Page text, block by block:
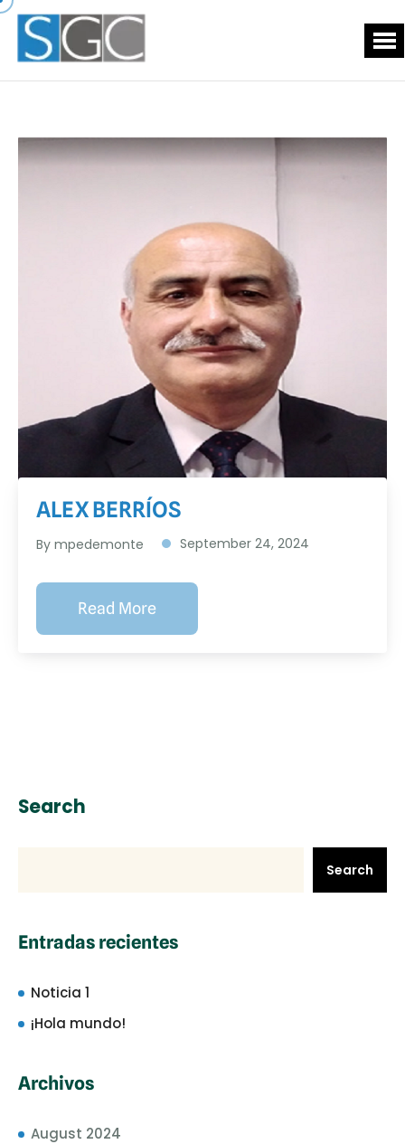
ALEX BERRÍOS
By mpedemonte September 24, 2024
Read More
Search
Search
Entradas recientes
Noticia 1
¡Hola mundo!
Archivos
August 2024